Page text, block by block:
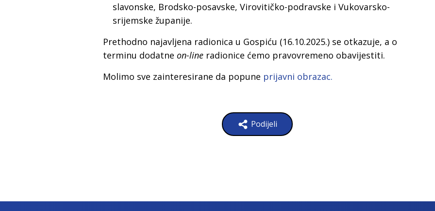
slavonske, Brodsko-posavske, Virovitičko-podravske i Vukovarsko-
srijemske županije.
Prethodno najavljena radionica u Gospiću (16.10.2025.) se otkazuje, a o
terminu dodatne on-line radionice ćemo pravovremeno obavijestiti.
Molimo sve zainteresirane da popune prijavni obrazac.
Podijeli